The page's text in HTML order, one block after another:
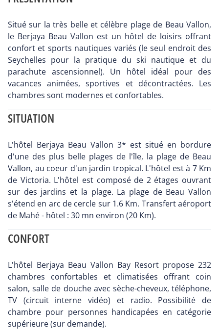
Situé sur la très belle et célèbre plage de Beau Vallon,
le Berjaya Beau Vallon est un hôtel de loisirs offrant
confort et sports nautiques variés (le seul endroit des
Seychelles pour la pratique du ski nautique et du
parachute ascensionnel). Un hôtel idéal pour des
vacances animées, sportives et décontractées. Les
chambres sont modernes et confortables.
SITUATION
L'hôtel Berjaya Beau Vallon 3* est situé en bordure
d'une des plus belle plages de l'île, la plage de Beau
Vallon, au coeur d'un jardin tropical. L'hôtel est à 7 Km
de Victoria. L'hôtel est composé de 2 étages ouvrant
sur des jardins et la plage. La plage de Beau Vallon
s'étend en arc de cercle sur 1.6 Km. Transfert aéroport
de Mahé - hôtel : 30 mn environ (20 Km).
CONFORT
L'hôtel Berjaya Beau Vallon Bay Resort propose 232
chambres confortables et climatisées offrant coin
salon, salle de douche avec sèche-cheveux, téléphone,
TV (circuit interne vidéo) et radio. Possibilité de
chambre pour personnes handicapées en catégorie
supérieure (sur demande).